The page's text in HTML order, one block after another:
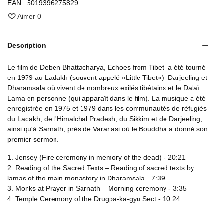
EAN : 5019396275829
Aimer 0
Description
Le film de Deben Bhattacharya, Echoes from Tibet, a été tourné
en 1979 au Ladakh (souvent appelé «Little Tibet»), Darjeeling et
Dharamsala où vivent de nombreux exilés tibétains et le Dalaï
Lama en personne (qui apparaît dans le film). La musique a été
enregistrée en 1975 et 1979 dans les communautés de réfugiés
du Ladakh, de l'Himalchal Pradesh, du Sikkim et de Darjeeling,
ainsi qu'à Sarnath, près de Varanasi où le Bouddha a donné son
premier sermon.
1. Jensey (Fire ceremony in memory of the dead) - 20:21
2. Reading of the Sacred Texts – Reading of sacred texts by
lamas of the main monastery in Dharamsala - 7:39
3. Monks at Prayer in Sarnath – Morning ceremony - 3:35
4. Temple Ceremony of the Drugpa-ka-gyu Sect - 10:24